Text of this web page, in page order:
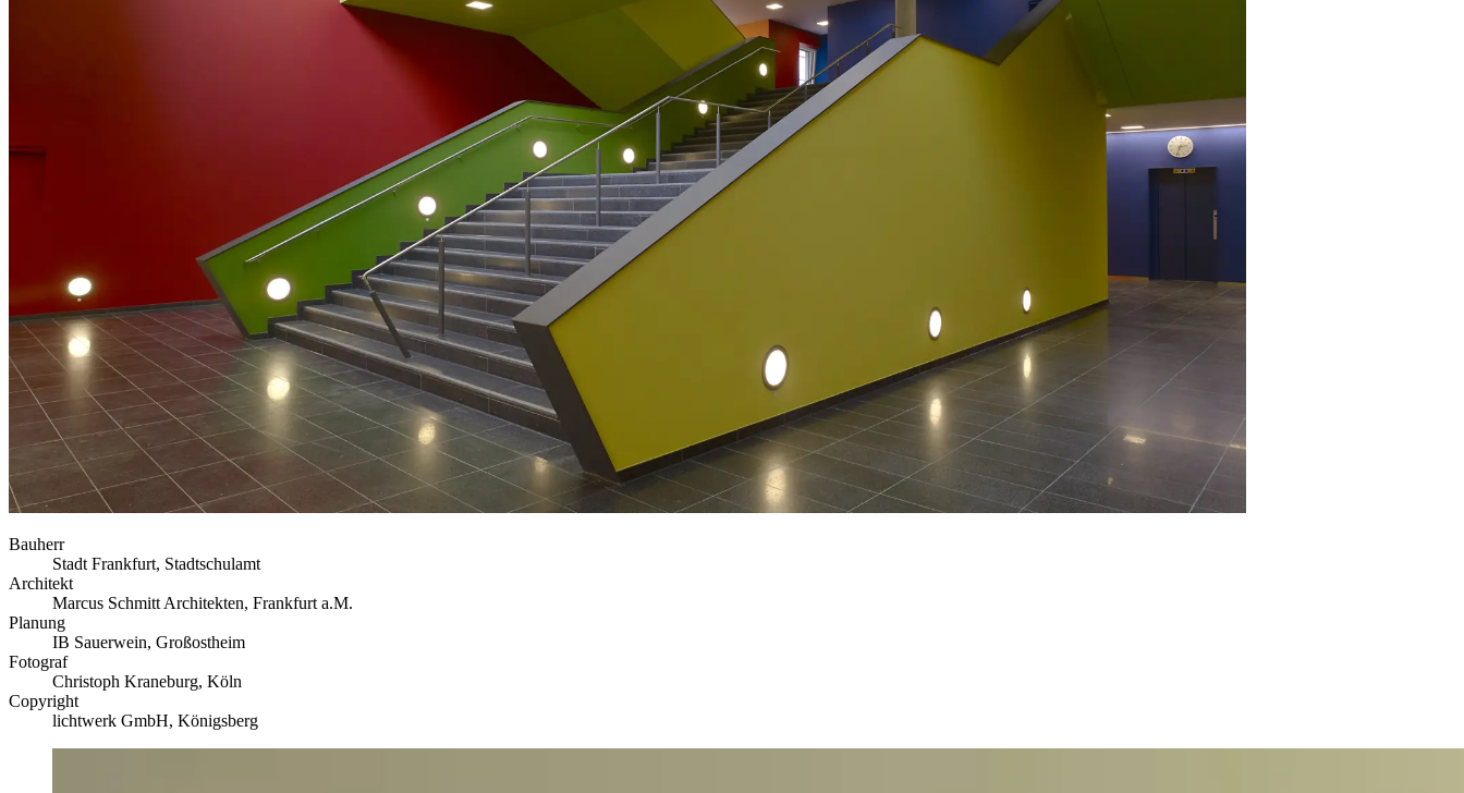
Bauherr
Stadt Frankfurt, Stadtschulamt
Architekt
Marcus Schmitt Architekten, Frankfurt a.M.
Planung
IB Sauerwein, Großostheim
Fotograf
Christoph Kraneburg, Köln
Copyright
lichtwerk GmbH, Königsberg